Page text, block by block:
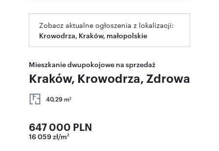
Zobacz aktualne ogłoszenia z lokalizacji:
Krowodrza, Kraków, małopolskie
Mieszkanie dwupokojowe na sprzedaż
Kraków, Krowodrza, Zdrowa
40,29 m2
647 000 PLN
16 059 zł/m2